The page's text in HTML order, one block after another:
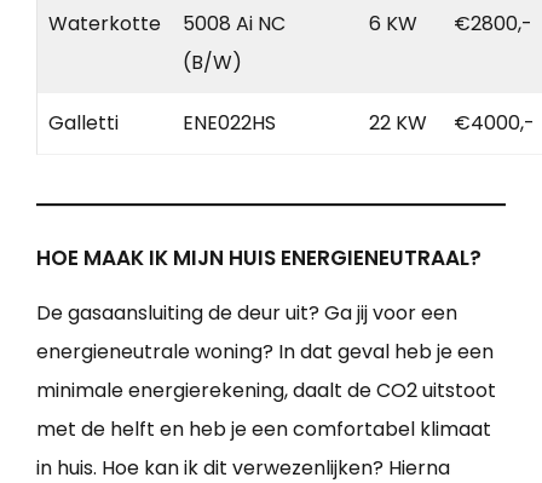
Waterkotte
5008 Ai NC
(B/W)
6 KW €2800,-
Galletti ENE022HS 22 KW €4000,-
HOE MAAK IK MIJN HUIS ENERGIENEUTRAAL?
De gasaansluiting de deur uit? Ga jij voor een
energieneutrale woning? In dat geval heb je een
minimale energierekening, daalt de CO2 uitstoot
met de helft en heb je een comfortabel klimaat
in huis. Hoe kan ik dit verwezenlijken? Hierna